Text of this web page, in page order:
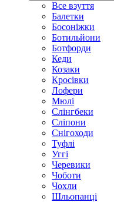
Все взуття
Балетки
Босоніжки
Ботильйони
Ботфорди
Кеди
Козаки
Кросівки
Лофери
Мюлі
Слінгбеки
Сліпони
Снігоходи
Туфлі
Уггі
Черевики
Чоботи
Чохли
Шльопанці